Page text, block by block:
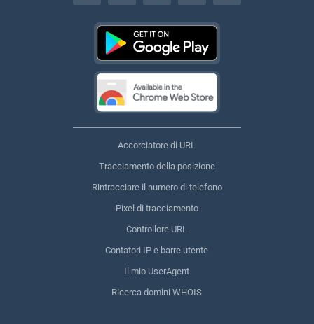
Accorciatore di URL
Tracciamento della posizione
Rintracciare il numero di telefono
Pixel di tracciamento
Controllore URL
Contatori IP e barre utente
Il mio UserAgent
Ricerca domini WHOIS